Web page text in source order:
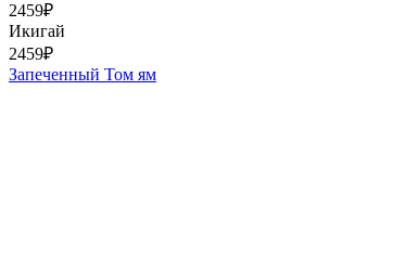
2459₽
Икигай
2459₽
Запеченный Том ям